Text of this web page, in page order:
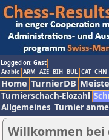
Logged on: Gast
Arabic ARM AZE BIH BUL CAT CHN
Home TurnierDB
Turnierschach-Elozahl
Allgemeines Turnier
Willkommen bei